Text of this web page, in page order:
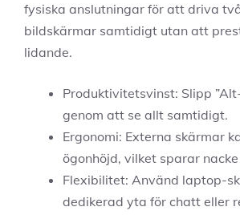
fysiska anslutningar för att driva
bildskärmar samtidigt utan att
lidande.
Produktivitetsvinst: Slipp
genom att se allt samtidigt.
Ergonomi: Externa skärmar
ögonhöjd, vilket sparar
Flexibilitet: Använd laptop-
dedikerad yta för chatt eller